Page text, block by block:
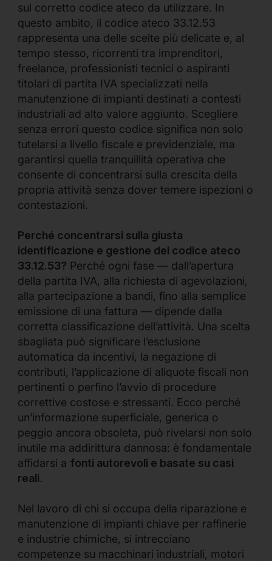
sul corretto codice ateco da utilizzare. In
questo ambito, il codice ateco 33.12.53
rappresenta una delle scelte più delicate e, al
tempo stesso, ricorrenti tra imprenditori,
freelance, professionisti tecnici o aspiranti
titolari di partita IVA specializzati nella
manutenzione di impianti destinati a contesti
industriali ad alto valore aggiunto. Scegliere
senza errori questo codice significa non solo
tutelarsi a livello fiscale e previdenziale, ma
garantirsi quella tranquillità operativa che
consente di concentrarsi sulla crescita della
propria attività senza dover temere ispezioni o
contestazioni.
Perché concentrarsi sulla giusta
identificazione e gestione del codice ateco
33.12.53? Perché ogni fase — dall’apertura
della partita IVA, alla richiesta di agevolazioni,
alla partecipazione a bandi, fino alla semplice
emissione di una fattura — dipende dalla
corretta classificazione dell’attività. Una scelta
sbagliata può significare l’esclusione
automatica da incentivi, la negazione di
contributi, l’applicazione di aliquote fiscali non
pertinenti o perfino l’avvio di procedure
correttive costose e stressanti. Ecco perché
un’informazione superficiale, generica o
peggio ancora obsoleta, può rivelarsi non solo
inutile ma addirittura dannosa: è fondamentale
affidarsi a fonti autorevoli e basate su casi
reali.
Nel lavoro di chi si occupa della riparazione e
manutenzione di impianti chiave per raffinerie
e industrie chimiche, si intrecciano
competenze su macchinari industriali, motori